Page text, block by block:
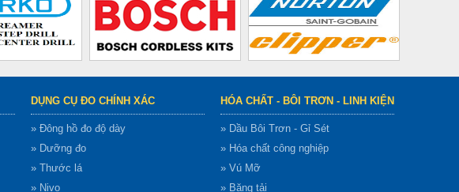
DỤNG CỤ ĐO CHÍNH XÁC
» Đông hồ đo độ dày
» Dưỡng đo
» Thước lá
» Nivo
HÓA CHẤT - BÔI TRƠN - LINH KIỆN
» Dầu Bôi Trơn - Gỉ Sét
» Hóa chất công nghiệp
» Vú Mỡ
» Băng tải